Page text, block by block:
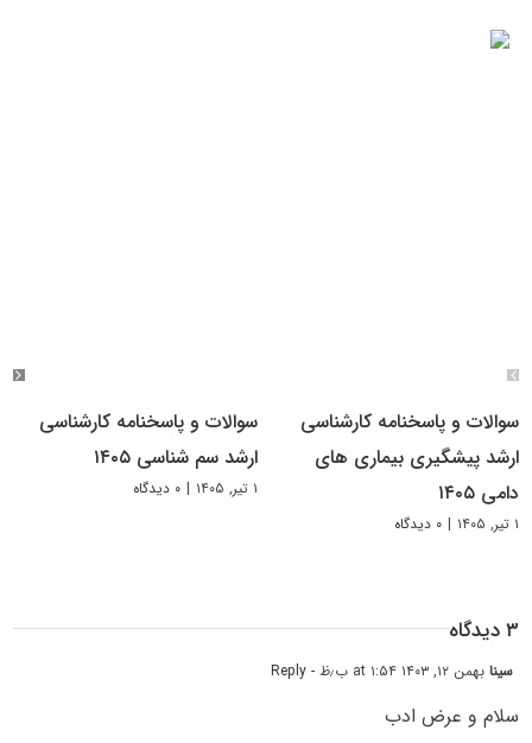
سوالات و پاسخنامه کارشناسی
ارشد پیشگیری بیماری های
دامی ۱۴۰۵
۱ تیر, ۱۴۰۵ | ۰ دیدگاه
سوالات و پاسخنامه کارشناسی
ارشد سم شناسی ۱۴۰۵
۱ تیر, ۱۴۰۵ | ۰ دیدگاه
۳ دیدگاه
سینابهمن ۱۲, ۱۴۰۳ at ۱:۵۴ ب٫ظ - Reply
سلام و عرض ادب